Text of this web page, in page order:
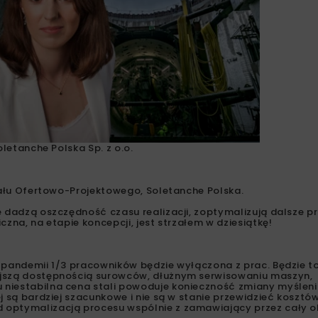
Polska Sp. z o.o.
Ofertowo-Projektowego, Soletanche Polska.
oszczędność czasu realizacji, zoptymalizują dalsze
na etapie koncepcji, jest strzałem w dziesiątkę!
1/3 pracowników będzie wyłączona z prac. Będzie
dostępnością surowców, dłużnym serwisowaniu maszyn,
cena stali powoduje konieczność zmiany
bardziej szacunkowe i nie są w stanie przewidzieć
procesu wspólnie z zamawiający przez cały